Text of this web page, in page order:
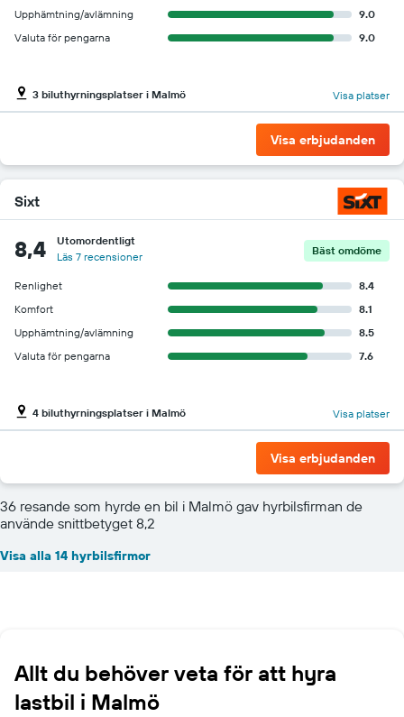
Upphämtning/avlämning
9.0
Valuta för pengarna
9.0
3 biluthyrningsplatser i Malmö Visa platser
Visa erbjudanden
Sixt
8,4
Utomordentligt
Läs 7 recensioner
Bäst omdöme
Renlighet
8.4
Komfort
8.1
Upphämtning/avlämning
8.5
Valuta för pengarna
7.6
4 biluthyrningsplatser i Malmö Visa platser
Visa erbjudanden
36 resande som hyrde en bil i Malmö gav hyrbilsfirman de
använde snittbetyget 8,2
Visa alla 14 hyrbilsfirmor
Allt du behöver veta för att hyra
lastbil i Malmö